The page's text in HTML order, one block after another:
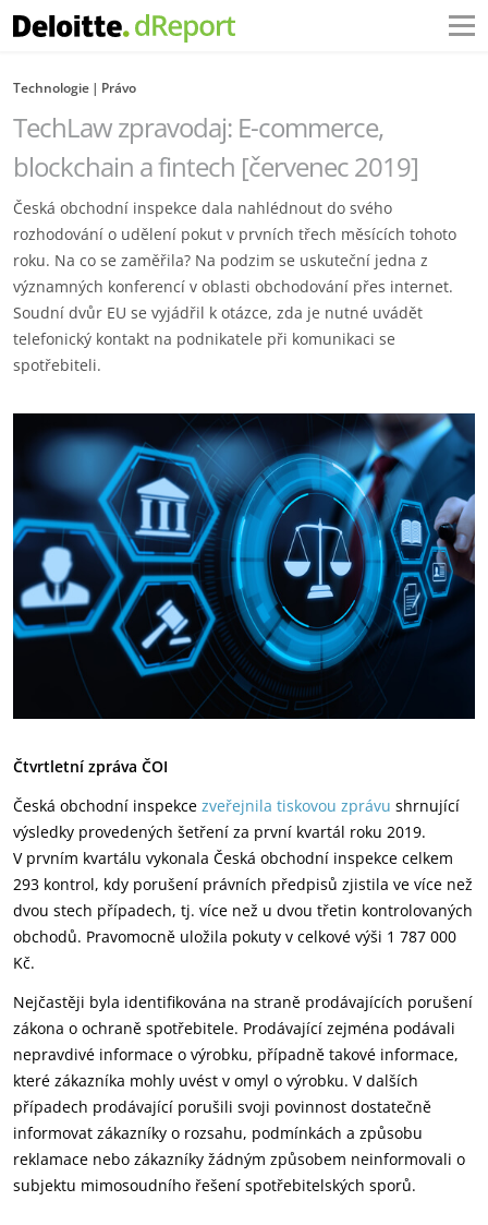
Technologie Právo
TechLaw zpravodaj: E-commerce,
blockchain a fintech [červenec 2019]
Česká obchodní inspekce dala nahlédnout do svého
rozhodování o udělení pokut v prvních třech měsících tohoto
roku. Na co se zaměřila? Na podzim se uskuteční jedna z
významných konferencí v oblasti obchodování přes internet.
Soudní dvůr EU se vyjádřil k otázce, zda je nutné uvádět
telefonický kontakt na podnikatele při komunikaci se
spotřebiteli.
Čtvrtletní zpráva ČOI
Česká obchodní inspekce zveřejnila tiskovou zprávu shrnující
výsledky provedených šetření za první kvartál roku 2019.
V prvním kvartálu vykonala Česká obchodní inspekce celkem
293 kontrol, kdy porušení právních předpisů zjistila ve více než
dvou stech případech, tj. více než u dvou třetin kontrolovaných
obchodů. Pravomocně uložila pokuty v celkové výši 1 787 000
Kč.
Nejčastěji byla identifikována na straně prodávajících porušení
zákona o ochraně spotřebitele. Prodávající zejména podávali
nepravdivé informace o výrobku, případně takové informace,
které zákazníka mohly uvést v omyl o výrobku. V dalších
případech prodávající porušili svoji povinnost dostatečně
informovat zákazníky o rozsahu, podmínkách a způsobu
reklamace nebo zákazníky žádným způsobem neinformovali o
subjektu mimosoudního řešení spotřebitelských sporů.